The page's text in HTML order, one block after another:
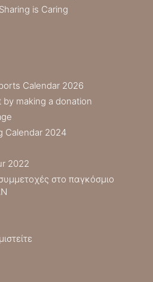
Sharing is Caring
Calendar 2026
making a donation
Calendar 2024
2022
στο παγκόσμιο